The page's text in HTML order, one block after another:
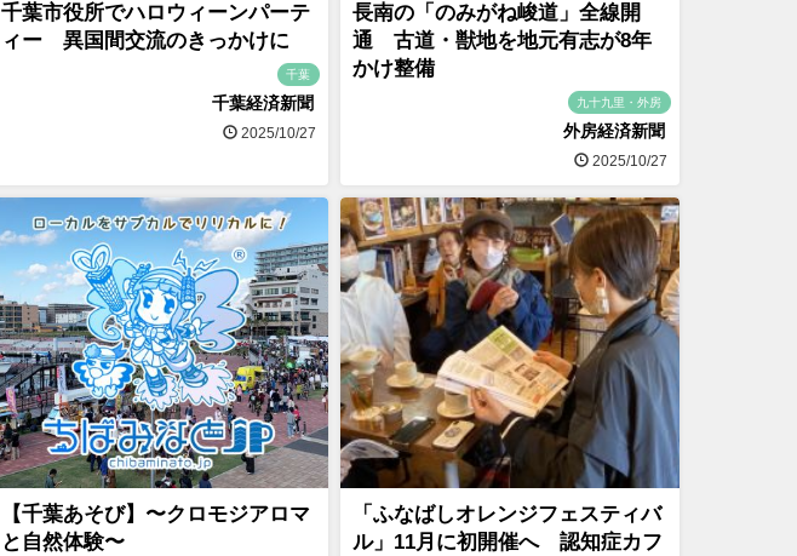
千葉市役所でハロウィーンパーテ
ィー 異国間交流のきっかけに
千葉
千葉経済新聞
2025/10/27
長南の「のみがね峻道」全線開
通 古道・獣地を地元有志が8年
かけ整備
九十九里・外房
外房経済新聞
2025/10/27
【千葉あそび】〜クロモジアロマ
と自然体験〜
「ふなばしオレンジフェスティバ
ル」11月に初開催へ 認知症カフ